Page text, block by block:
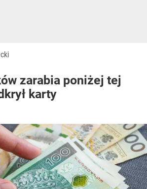
zarabia poniżej tej
karty